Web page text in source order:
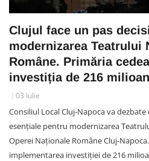
Clujul face un pas
modernizarea Teatrului
Române. Primăria
investiția de 216
03 Iulie
Consiliul Local Cluj-Napoca va
esențiale pentru modernizarea
Operei Naționale Române Cluj-
implementarea investiției de 216